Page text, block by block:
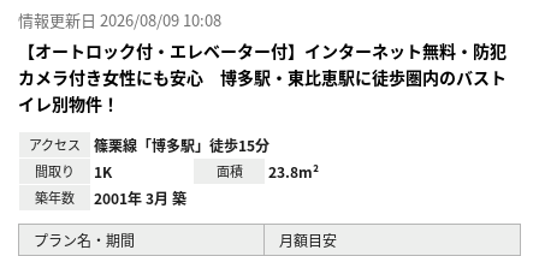
情報更新日 2026/08/09 10:08
【オートロック付・エレベーター付】インターネット無料・防犯
カメラ付き女性にも安心 博多駅・東比恵駅に徒歩圏内のバスト
イレ別物件！
アクセス 篠栗線「博多駅」徒歩15分
間取り 1K 面積 23.8m²
築年数 2001年 3月 築
プラン名・期間 月額目安